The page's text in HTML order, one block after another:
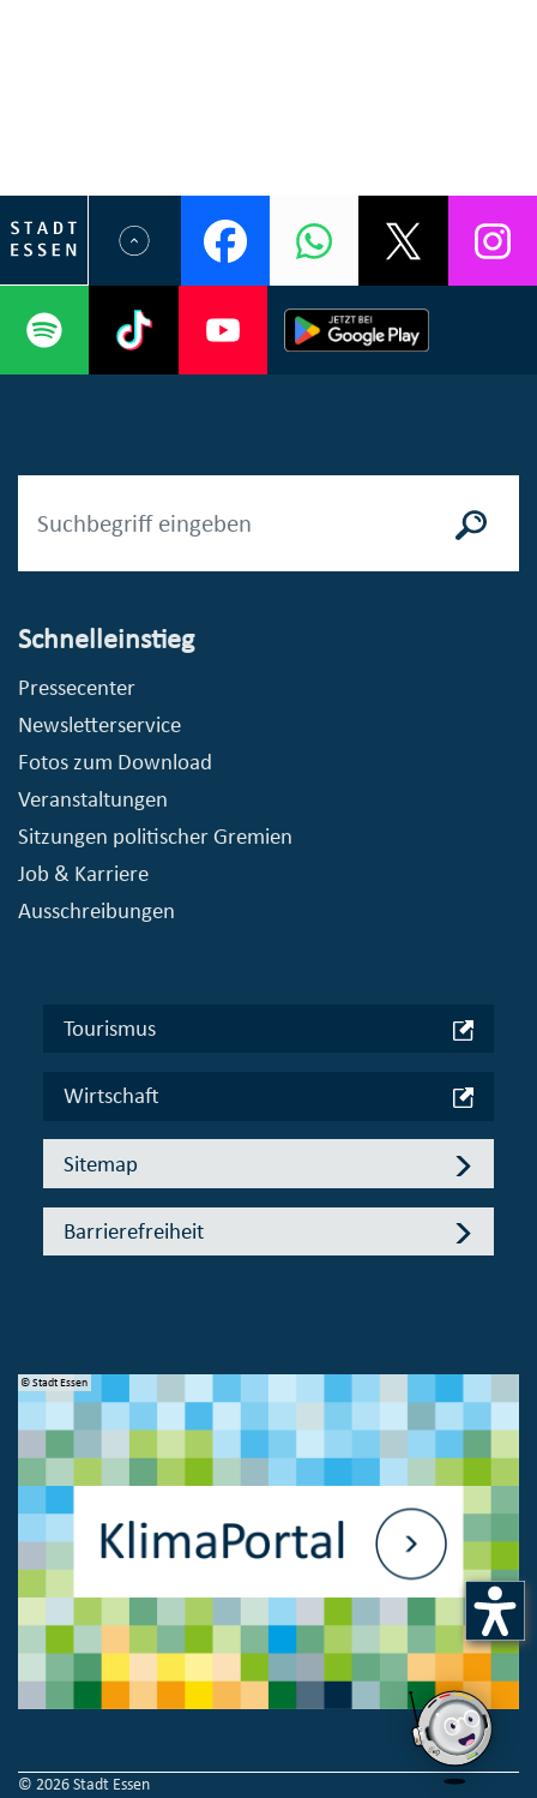
Schnelleinstieg
Pressecenter
Newsletterservice
Fotos zum Download
Veranstaltungen
Sitzungen politischer Gremien
Job & Karriere
Ausschreibungen
Tourismus
Wirtschaft
Sitemap
Barrierefreiheit
© Stadt Essen
© 2026 Stadt Essen